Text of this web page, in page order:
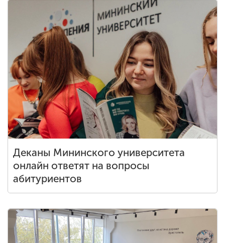
Деканы Мининского университета
онлайн ответят на вопросы
абитуриентов